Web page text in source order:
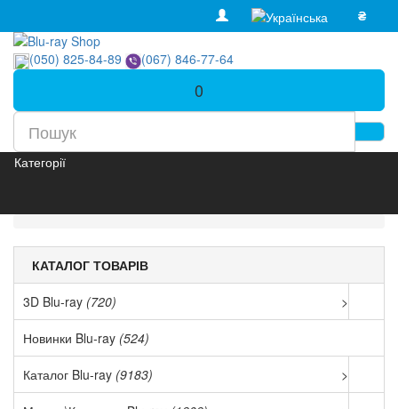
₴
(050) 825-84-89 (067) 846-77-64
0
Категорії
КАТАЛОГ ТОВАРІВ
3D Blu-ray (720) >
Новинки Blu-ray (524)
Каталог Blu-ray (9183) >